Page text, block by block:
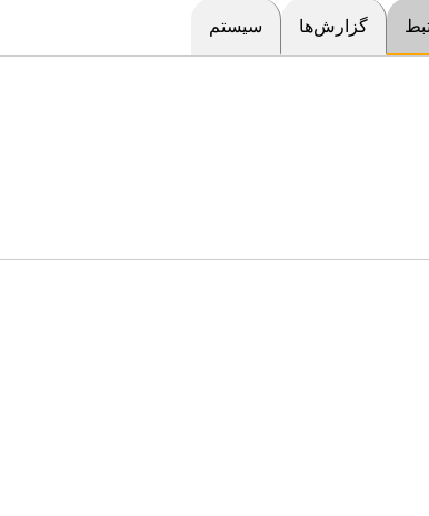
گزارش‌ها سیستم